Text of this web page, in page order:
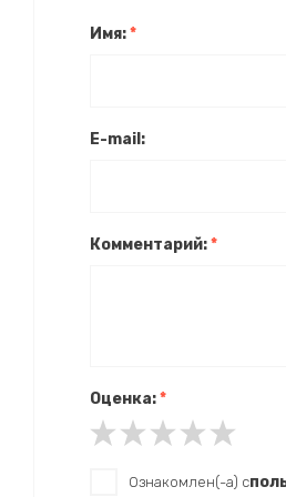
Имя:*
E-mail:
Комментарий:*
Оценка:*
Ознакомлен(-а) с